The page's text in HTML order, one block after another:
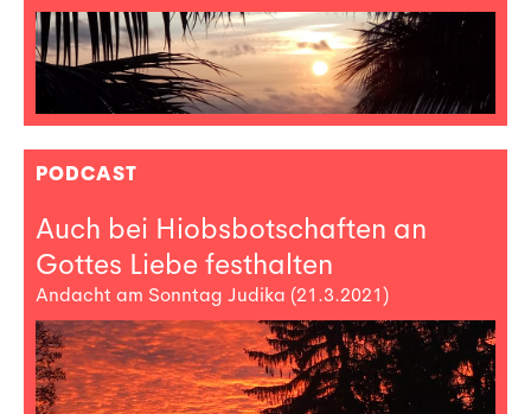
PODCAST
Auch bei Hiobsbotschaften an
Gottes Liebe festhalten
Andacht am Sonntag Judika (21.3.2021)